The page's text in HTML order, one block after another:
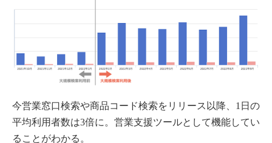
今営業窓口検索や商品コード検索をリリース以降、1日の
平均利用者数は3倍に。営業支援ツールとして機能してい
ることがわかる。